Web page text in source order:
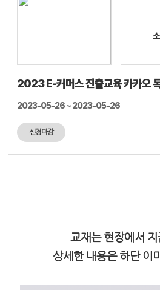
2023 E-커머스 진출교육 카카오
2023-05-26 ~ 2023-05-26
신청마감
교재는 현장에서
상세한 내용은 하단 이